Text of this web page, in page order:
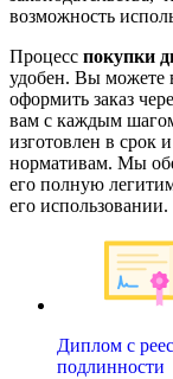
возможность
Процесс покупки
удобен. Вы можете
оформить заказ
вам с каждым
изготовлен в срок
нормативам. Мы
его полную
его использовании.
Диплом с
подлинности